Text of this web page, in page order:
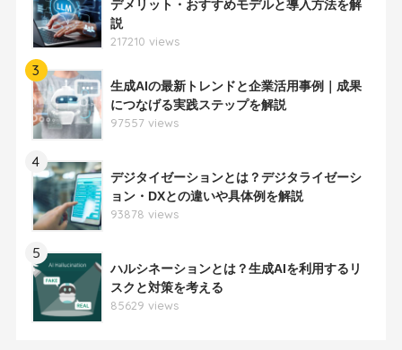
デメリット・おすすめモデルと導入方法を解
説
217210 views
3
生成AIの最新トレンドと企業活用事例｜成果
につなげる実践ステップを解説
97557 views
4
デジタイゼーションとは？デジタライゼーシ
ョン・DXとの違いや具体例を解説
93878 views
5
ハルシネーションとは？生成AIを利用するリ
スクと対策を考える
85629 views